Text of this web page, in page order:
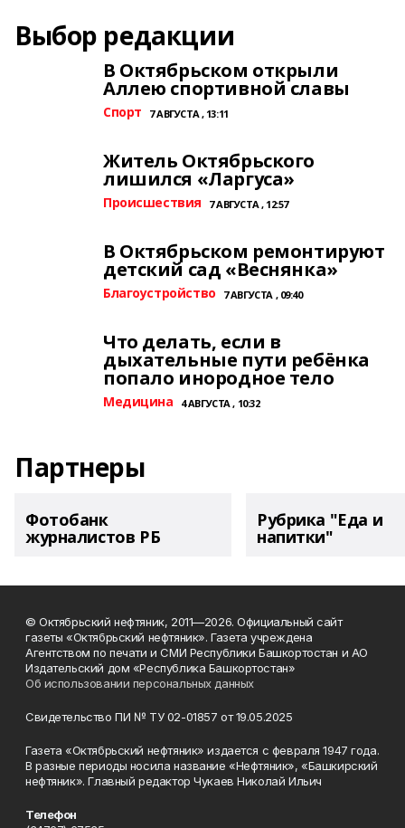
Выбор редакции
В Октябрьском открыли
Аллею спортивной славы
Спорт 7 АВГУСТА , 13:11
Житель Октябрьского
лишился «Ларгуса»
Происшествия 7 АВГУСТА , 12:57
В Октябрьском ремонтируют
детский сад «Веснянка»
Благоустройство 7 АВГУСТА , 09:40
Что делать, если в
дыхательные пути ребёнка
попало инородное тело
Медицина 4 АВГУСТА , 10:32
Партнеры
Фотобанк
журналистов РБ
Рубрика "Еда и
напитки"
© Октябрьский нефтяник, 2011—2026. Официальный сайт
газеты «Октябрьский нефтяник». Газета учреждена
Агентством по печати и СМИ Республики Башкортостан и АО
Издательский дом «Республика Башкортостан»
Об использовании персональных данных
Свидетельство ПИ № ТУ 02-01857 от 19.05.2025
Газета «Октябрьский нефтяник» издается с февраля 1947 года.
В разные периоды носила название «Нефтяник», «Башкирский
нефтяник». Главный редактор Чукаев Николай Ильич
Телефон